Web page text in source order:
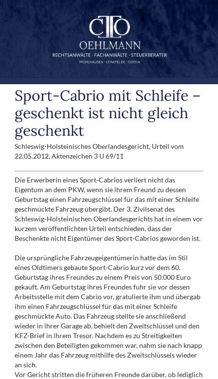
Sport-Cabrio mit Schleife –
geschenkt ist nicht gleich
geschenkt
Schleswig-Holsteinisches Oberlandesgericht, Urteil vom
22.05.2012, Aktenzeichen 3 U 69/11
Die Erwerberin eines Sport-Cabrios verliert nicht das
Eigentum an dem PKW, wenn sie ihrem Freund zu dessen
Geburtstag einen Fahrzeugschlüssel für das mit einer Schleife
geschmückte Fahrzeug übergibt. Der 3. Zivilsenat des
Schleswig-Holsteinischen Oberlandesgerichts hat in einem vor
kurzem veröffentlichten Urteil entschieden, dass der
Beschenkte nicht Eigentümer des Sport-Cabrios geworden ist.
Die ursprüngliche Fahrzeugeigentümerin hatte das im Stil
eines Oldtimers gebaute Sport-Cabrio kurz vor dem 60.
Geburtstag ihres Freundes zu einem Preis von 50.000 Euro
gekauft. Am Geburtstag ihres Freundes fuhr sie vor dessen
Arbeitsstelle mit dem Cabrio vor, gratulierte ihm und übergab
ihm einen Fahrzeugschlüssel für das mit einer Schleife
geschmückte Auto. Das Fahrzeug stellte sie anschließend
wieder in ihrer Garage ab, behielt den Zweitschlüssel und den
KFZ-Brief in ihrem Tresor. Nachdem es zu Streitigkeiten
zwischen den Beteiligten gekommen war, nahm sie nach knapp
einem Jahr das Fahrzeug mithilfe des Zweitschlüssels wieder
an sich.
Vor Gericht stritten die früheren Freunde darüber, ob lediglich